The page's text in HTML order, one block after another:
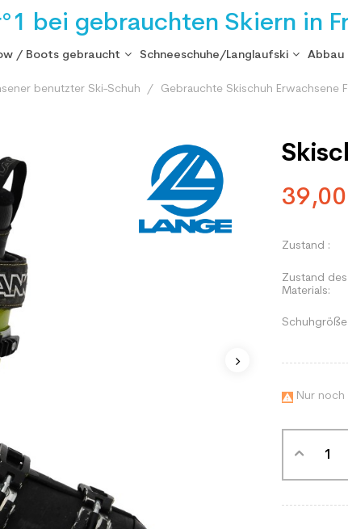
bei gebrauchten Skiern in
/ Boots gebraucht Schneeschuhe/Langlaufski Abbau
benutzter Ski-Schuh Gebrauchte Skischuh Erwachsene
Zustand :
Zustand des
Materials:
Schuhgröße
 Nur noch